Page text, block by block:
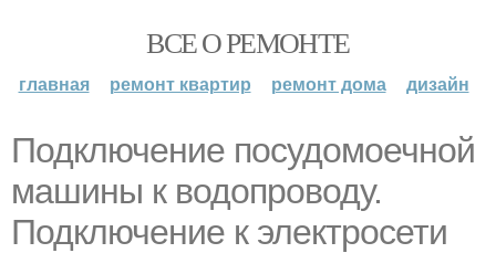
ВСЕ О РЕМОНТЕ
главная ремонт квартир ремонт дома дизайн
Подключение посудомоечной
машины к водопроводу.
Подключение к электросети